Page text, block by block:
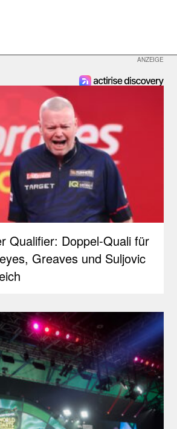
Qualifier: Doppel-Quali für
Greaves und Suljovic